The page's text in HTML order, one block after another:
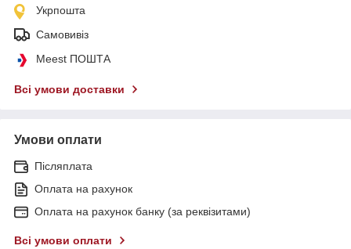
Укрпошта
Самовивіз
Meest ПОШТА
Всі умови доставки
Умови оплати
Післяплата
Оплата на рахунок
Оплата на рахунок банку (за реквізитами)
Всі умови оплати